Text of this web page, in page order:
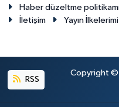
Haber düzeltme
İletişim
Yayın
RSS
Copyright ©